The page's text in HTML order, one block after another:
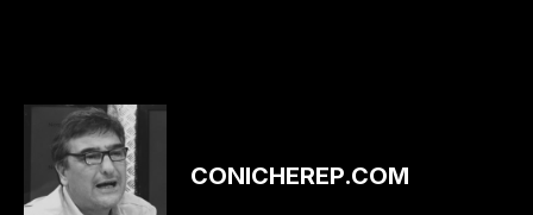
CONICHEREP.COM